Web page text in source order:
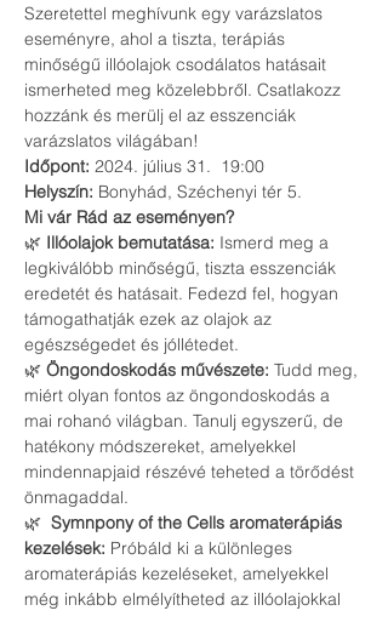
Szeretettel meghívunk egy varázslatos
eseményre, ahol a tiszta, terápiás
minőségű illóolajok csodálatos hatásait
ismerheted meg közelebbről. Csatlakozz
hozzánk és merülj el az esszenciák
varázslatos világában!
Időpont: 2024. július 31.  19:00
Helyszín: Bonyhád, Széchenyi tér 5.
Mi vár Rád az eseményen?
🌿 Illóolajok bemutatása: Ismerd meg a
legkiválóbb minőségű, tiszta esszenciák
eredetét és hatásait. Fedezd fel, hogyan
támogathatják ezek az olajok az
egészségedet és jóllétedet.
🌿 Öngondoskodás művészete: Tudd meg,
miért olyan fontos az öngondoskodás a
mai rohanó világban. Tanulj egyszerű, de
hatékony módszereket, amelyekkel
mindennapjaid részévé teheted a törődést
önmagaddal.
🌿 Symnpony of the Cells aromaterápiás
kezelések: Próbáld ki a különleges
aromaterápiás kezeléseket, amelyekkel
még inkább elmélyítheted az illóolajokkal